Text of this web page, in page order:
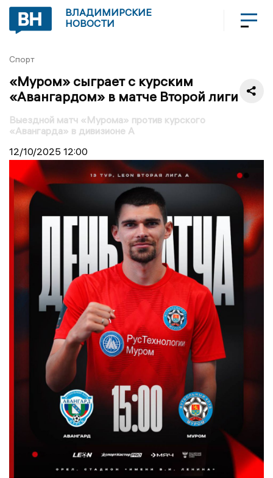
ВЛАДИМИРСКИЕ
НОВОСТИ
Спорт
«Муром» сыграет с курским
«Авангардом» в матче Второй лиги
Выездной матч «Мурома» против курского
«Авангарда» в дивизионе А
12/10/2025 12:00